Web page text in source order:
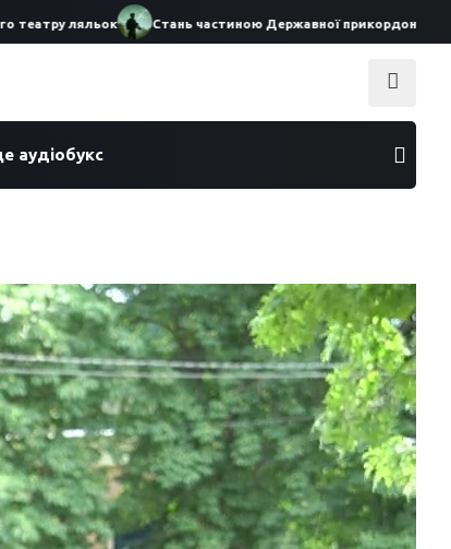
ляльок Стань частиною Державної прикордонної служби
аудіобукс